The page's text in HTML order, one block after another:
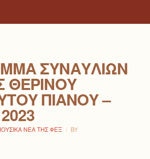
ΣΥΝΑΥΛΙΏΝ
ΘΕΡΙΝΟΎ
ΠΙΆΝΟΥ –
ΝΈΑ ΤΗΣ ΦΕΞ BY